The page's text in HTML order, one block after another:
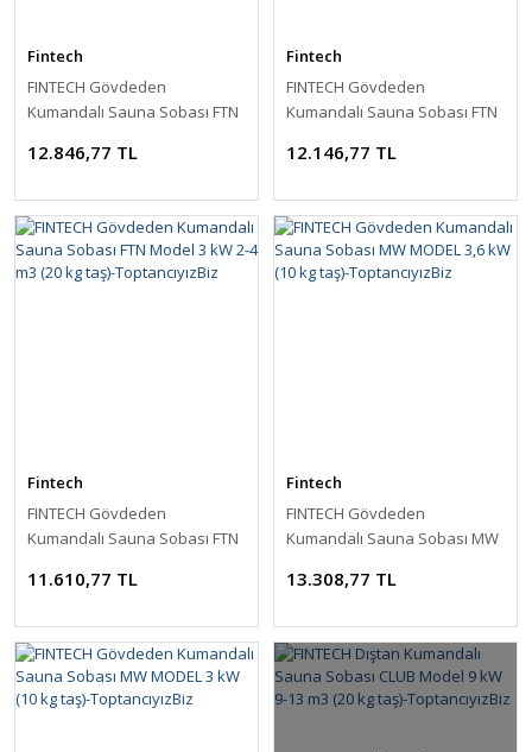
Fintech
FINTECH Gövdeden
Kumandalı Sauna Sobası FTN
ToptancıyızBiz
12.846,77 TL
Fintech
FINTECH Gövdeden
Kumandalı Sauna Sobası FTN
taş)-ToptancıyızBiz
12.146,77 TL
Fintech
FINTECH Gövdeden
Kumandalı Sauna Sobası FTN
ToptancıyızBiz
11.610,77 TL
Fintech
FINTECH Gövdeden
Kumandalı Sauna Sobası MW
ToptancıyızBiz
13.308,77 TL